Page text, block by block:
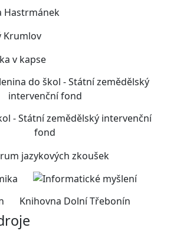
Knihovna Dolní Třebonín